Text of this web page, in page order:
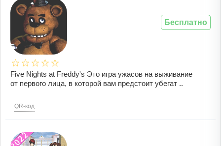
Five Nights at Freddy's Это игра ужасов на выживание
от первого лица, в которой вам предстоит убегат ..
QR-код
Бесплатно